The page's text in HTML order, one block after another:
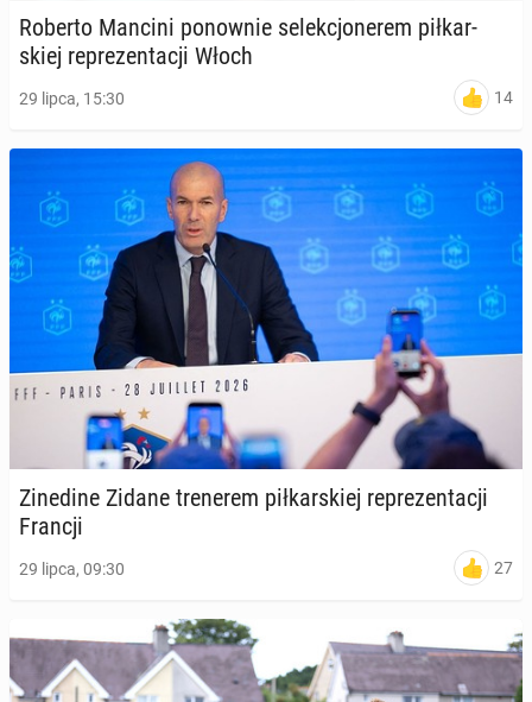
Roberto Mancini po­now­nie se­lek­cjo­ne­rem pił­kar­
skiej re­pre­zen­ta­cji Włoch
29 lipca, 15:30 14
Zi­ne­di­ne Zidane tre­ne­rem pił­kar­skiej re­pre­zen­ta­cji
Francji
29 lipca, 09:30 27